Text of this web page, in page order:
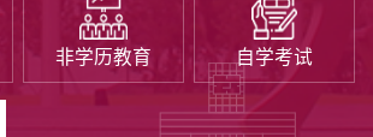
非学历教育 自学考试